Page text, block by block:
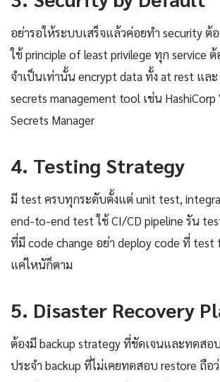
อย่ารอให้ระบบเสร็จแล้วค่อยทำ security ต้
ใช้ principle of least privilege ทุก service
จำเป็นเท่านั้น encrypt data ทั้ง at rest แล
secrets management tool เช่น HashiCorp
Secrets Manager
4. Testing Strategy
มี test ครบทุกระดับตั้งแต่ unit test,
end-to-end test ใช้ CI/CD pipeline รัน
ที่มี code change อย่า deploy code ที่ test
แค่ไหนัก็ตาม
5. Disaster Recovery
ต้องมี backup strategy ที่ชัดเจนและทดสอ
ประจำ backup ที่ไม่เคยทดสอบ restore ถือ